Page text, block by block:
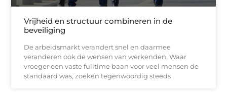
Vrijheid en structuur combineren in de
beveiliging
De arbeidsmarkt verandert snel en daarmee
veranderen ook de wensen van werkenden. Waar
vroeger een vaste fulltime baan voor veel mensen de
standaard was, zoeken tegenwoordig steeds